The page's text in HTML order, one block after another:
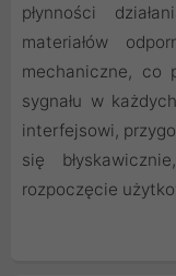
płynności
materiałów
mechaniczne, co
sygnału w
interfejsowi,
się
rozpoczęcie